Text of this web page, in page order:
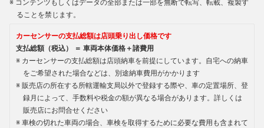
コンテンツもしくはデータの全部または一部を無断で転写、転載、複製す
ることを禁じます。
カーセンサーの支払総額は店頭乗り出し価格です
支払総額（税込） ＝ 車両本体価格＋諸費用
カーセンサーの支払総額は店頭納車を前提にしています。自宅への納車
をご希望された場合などは、別途納車費用がかかります
販売店の所在する所轄運輸支局以外で登録する際や、車の定置場所、登
録月によって、手数料や税金の額が異なる場合があります。詳しくは
販売店にお問合せください
車検の切れた車両の場合、車検を取得するために必要な費用も含まれて